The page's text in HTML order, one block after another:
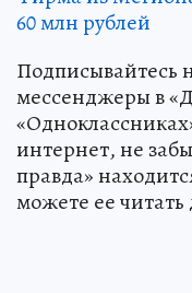
60 млн рублей
Подписывайтесь
мессенджеры в
интернет, не
правда»
можете ее читать